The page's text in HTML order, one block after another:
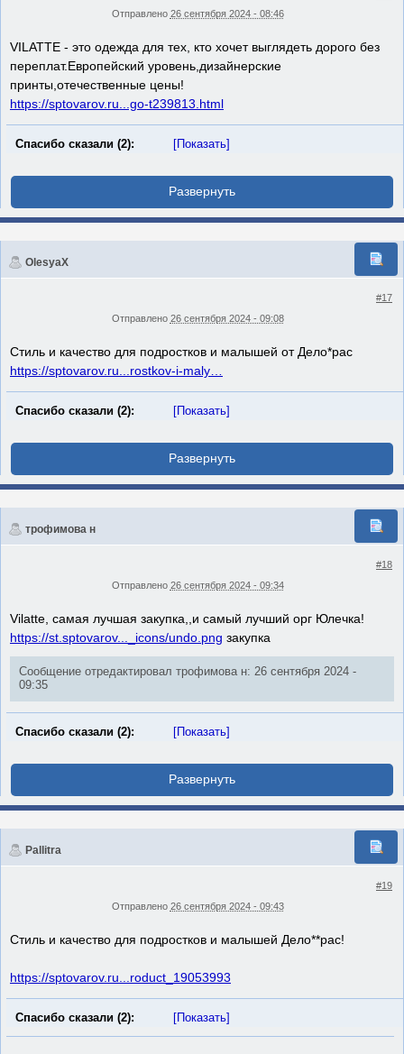
Отправлено 26 сентября 2024 - 08:46
VILATTE - это одежда для тех, кто хочет выглядеть дорого без
переплат.Европейский уровень,дизайнерские
принты,отечественные цены!
https://sptovarov.ru...go-t239813.html
Спасибо сказали (2): [Показать]
OlesyaX
#17
Отправлено 26 сентября 2024 - 09:08
Стиль и качество для подростков и малышей от Дело*рас
https://sptovarov.ru...rostkov-i-maly…
Спасибо сказали (2): [Показать]
трофимова н
#18
Отправлено 26 сентября 2024 - 09:34
Vilatte, самая лучшая закупка,,и самый лучший орг Юлечка!
https://st.sptovarov..._icons/undo.png закупка
Сообщение отредактировал трофимова н: 26 сентября 2024 -
09:35
Спасибо сказали (2): [Показать]
Pallitra
#19
Отправлено 26 сентября 2024 - 09:43
Стиль и качество для подростков и малышей Дело**рас!
https://sptovarov.ru...roduct_19053993
Спасибо сказали (2): [Показать]